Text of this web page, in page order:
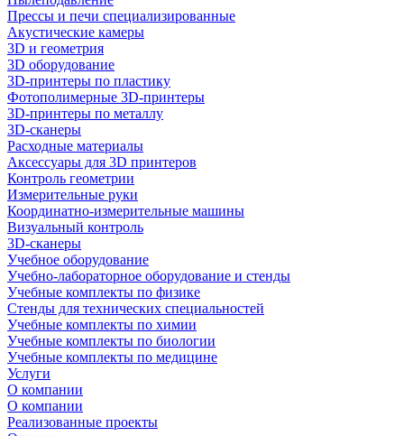
Прессы и печи специализированные
Акустические камеры
3D и геометрия
3D оборудование
3D-принтеры по пластику
Фотополимерные 3D-принтеры
3D-принтеры по металлу
3D-сканеры
Расходные материалы
Аксессуары для 3D принтеров
Контроль геометрии
Измерительные руки
Координатно-измерительные машины
Визуальный контроль
3D-сканеры
Учебное оборудование
Учебно-лабораторное оборудование и стенды
Учебные комплекты по физике
Стенды для технических специальностей
Учебные комплекты по химии
Учебные комплекты по биологии
Учебные комплекты по медицине
Услуги
О компании
О компании
Реализованные проекты